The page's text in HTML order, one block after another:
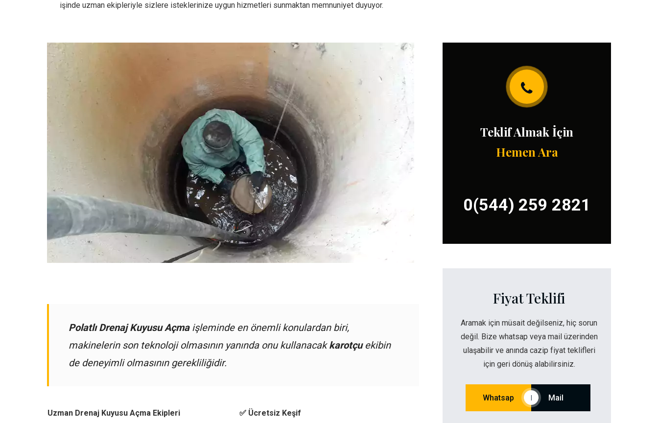
işinde uzman ekipleriyle sizlere isteklerinize uygun hizmetleri sunmaktan memnuniyet duyuyor.
Polatlı Drenaj Kuyusu Açmaişleminde en önemli konulardan biri,
makinelerin son teknoloji olmasının yanında onu kullanacakkarotçuekibin
de deneyimli olmasının gerekliliğidir.
Uzman Drenaj Kuyusu Açma Ekipleri
✅ Ücretsiz Keşif
Teklif Almak İçin
Hemen Ara
0(544) 259 2821
Fiyat Teklifi
Aramak için müsait değilseniz, hiç sorun
değil. Bize whatsap veya mail üzerinden
ulaşabilir ve anında cazip fiyat teklifleri
için geri dönüş alabilirsiniz.
Whatsap Mail